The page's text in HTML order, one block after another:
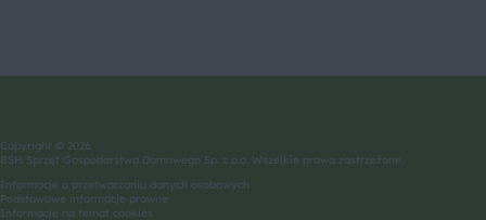
Copyright © 2026
BSH Sprzęt Gospodarstwa Domowego Sp. z o.o. Wszelkie prawa zastrzeżone.
Informacje o przetwarzaniu danych osobowych
Podstawowe informacje prawne
Informacje na temat cookies